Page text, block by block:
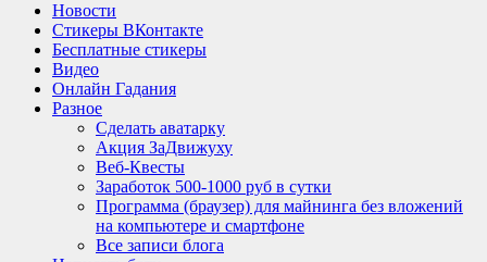
Новости
Стикеры ВКонтакте
Бесплатные стикеры
Видео
Онлайн Гадания
Разное
Сделать аватарку
Акция ЗаДвижуху
Веб-Квесты
Заработок 500-1000 руб в сутки
Программа (браузер) для майнинга без вложений
на компьютере и смартфоне
Все записи блога